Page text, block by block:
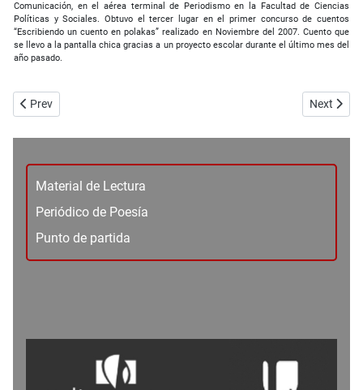
Material de Lectura
Periódico de Poesía
Punto de partida
Comunicación, en el aérea terminal de Periodismo en la Facultad de Ciencias
Políticas y Sociales. Obtuvo el tercer lugar en el primer concurso de cuentos
“Escribiendo un cuento en polakas” realizado en Noviembre del 2007. Cuento que
se llevo a la pantalla chica gracias a un proyecto escolar durante el último mes del
año pasado.
Previous article: Placebo parisino
Prev Next
Next